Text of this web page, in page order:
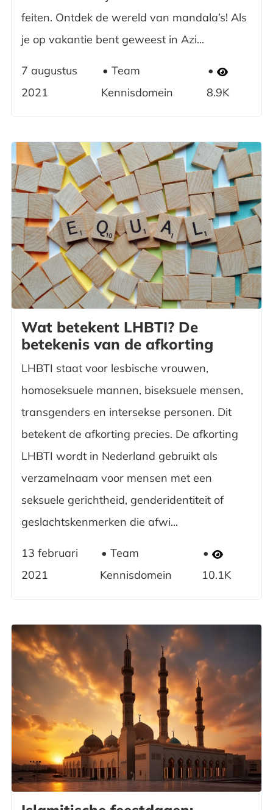
feiten. Ontdek de wereld van mandala’s! Als
je op vakantie bent geweest in Azi...
7 augustus
2021
Team
Kennisdomein
8.9K
Wat betekent LHBTI? De
betekenis van de afkorting
LHBTI staat voor lesbische vrouwen,
homoseksuele mannen, biseksuele mensen,
transgenders en intersekse personen. Dit
betekent de afkorting precies. De afkorting
LHBTI wordt in Nederland gebruikt als
verzamelnaam voor mensen met een
seksuele gerichtheid, genderidentiteit of
geslachtskenmerken die afwi...
13 februari
2021
Team
Kennisdomein
10.1K